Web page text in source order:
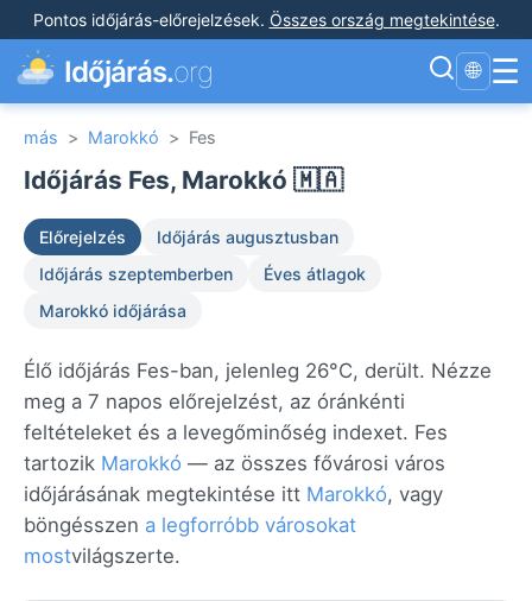
Pontos időjárás-előrejelzések. Összes ország megtekintése.
Időjárás.org 🌐 ☰
más > Marokkó > Fes
Időjárás Fes, Marokkó 🇲🇦
Előrejelzés
Időjárás augusztusban
Időjárás szeptemberben
Éves átlagok
Marokkó időjárása
Élő időjárás Fes-ban, jelenleg 26°C, derült. Nézze
meg a 7 napos előrejelzést, az óránkénti
feltételeket és a levegőminőség indexet. Fes
tartozik Marokkó — az összes fővárosi város
időjárásának megtekintése itt Marokkó, vagy
böngésszen a legforróbb városokat
mostvilágszerte.